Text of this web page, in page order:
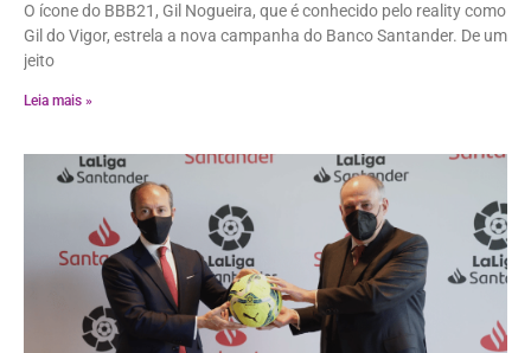
O ícone do BBB21, Gil Nogueira, que é conhecido pelo reality como
Gil do Vigor, estrela a nova campanha do Banco Santander. De um
jeito
Leia mais »